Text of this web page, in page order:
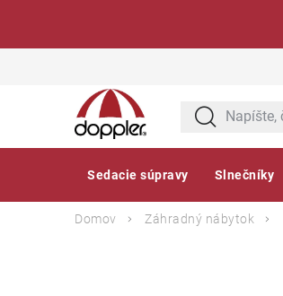
Sedacie súpravy Slnečníky
Domov Záhradný nábytok